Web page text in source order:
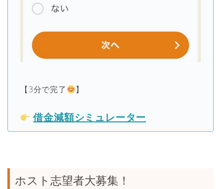
【3分で完了 】
借金減額シミュレーター
ホスト志望者大募集！